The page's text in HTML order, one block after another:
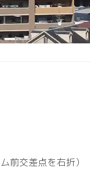
前交差点を右折